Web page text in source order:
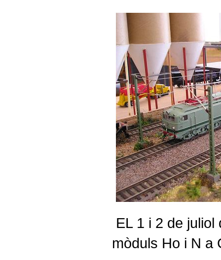
EL 1 i 2 de
mòduls Ho i N a